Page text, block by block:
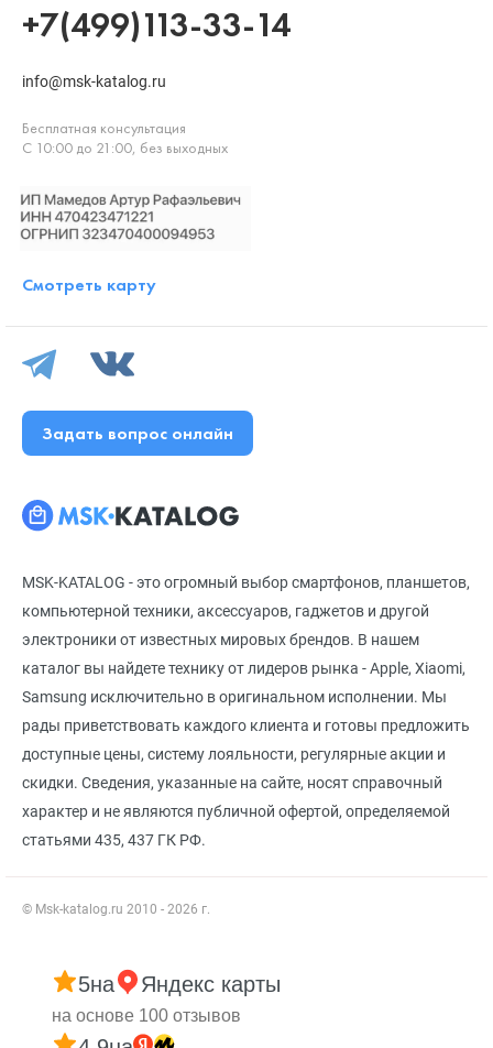
MSK-KATALOG - это огромный выбор смартфонов, планшетов,
компьютерной техники, аксессуаров, гаджетов и другой
электроники от известных мировых брендов. В нашем
каталог вы найдете технику от лидеров рынка - Apple, Xiaomi,
Samsung исключительно в оригинальном исполнении. Мы
рады приветствовать каждого клиента и готовы предложить
доступные цены, систему лояльности, регулярные акции и
скидки. Сведения, указанные на сайте, носят справочный
характер и не являются публичной офертой, определяемой
статьями 435, 437 ГК РФ.
© Msk-katalog.ru 2010 - 2026 г.
+7(499)113-33-14
info@msk-katalog.ru
Бесплатная консультация
С 10:00 до 21:00, без выходных
Смотреть карту
Задать вопрос онлайн
5на Яндекс карты
на основе 100 отзывов